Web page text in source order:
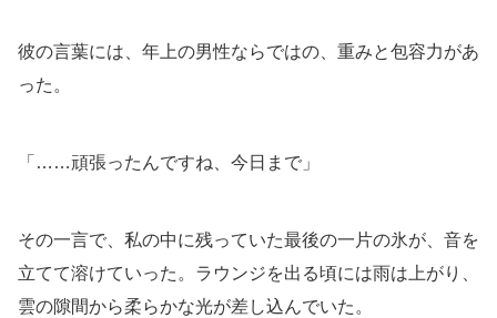
彼の言葉には、年上の男性ならではの、重みと包容力があ
った。
「……頑張ったんですね、今日まで」
その一言で、私の中に残っていた最後の一片の氷が、音を
立てて溶けていった。ラウンジを出る頃には雨は上がり、
雲の隙間から柔らかな光が差し込んでいた。